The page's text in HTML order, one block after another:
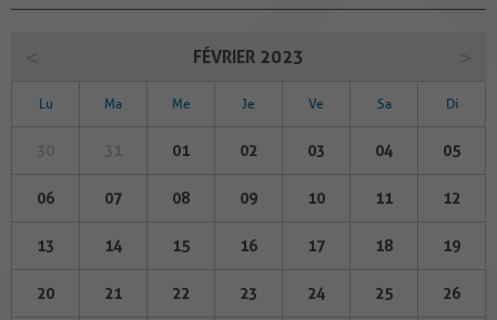
FÉVRIER 2023
Lu Ma Me Je Ve Sa Di
01 02 03 04 05
06 07 08 09 10 11 12
13 14 15 16 17 18 19
20 21 22 23 24 25 26